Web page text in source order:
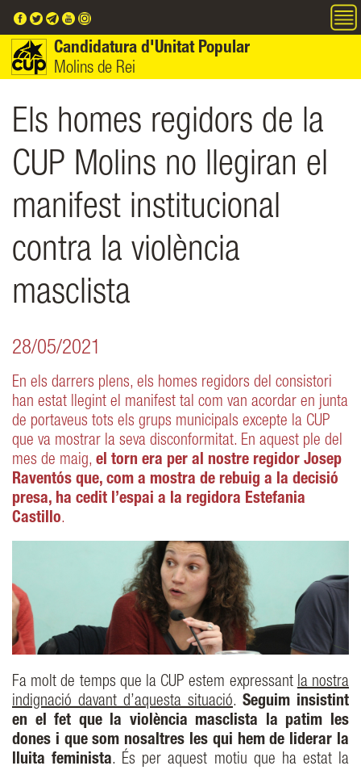
Candidatura d'Unitat Popular
Molins de Rei
Els homes regidors de la
CUP Molins no llegiran el
manifest institucional
contra la violència
masclista
28/05/2021
En els darrers plens, els homes regidors del consistori
han estat llegint el manifest tal com van acordar en junta
de portaveus tots els grups municipals excepte la CUP
que va mostrar la seva disconformitat. En aquest ple del
mes de maig, el torn era per al nostre regidor Josep
Raventós que, com a mostra de rebuig a la decisió
presa, ha cedit l’espai a la regidora Estefania
Castillo.
Fa molt de temps que la CUP estem expressantla nostra
indignació davant d’aquesta situació. Seguim insistint
en el fet que la violència masclista la patim les
dones i que som nosaltres les qui hem de liderar la
lluita feminista. És per aquest motiu que ha estat la